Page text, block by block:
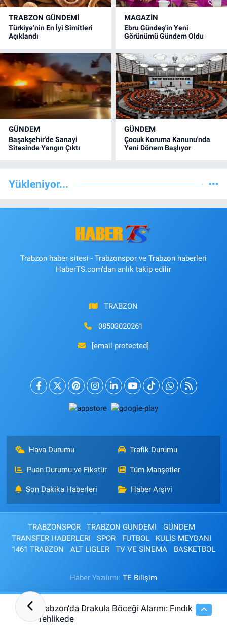
TRABZON GÜNDEMİ
Türkiye’nin En İyi Simitleri
Açıklandı
MAGAZİN
Ebru Gündeş'in Yeni
Görünümü Gündem Oldu
GÜNDEM
Başakşehir'de Sanayi
Sitesinde Yangın Çıktı
GÜNDEM
Çocuk Koruma Kanunu'nda
Yeni Dönem Başlıyor
Yükleniyor...
Trabzon haber sitesi - Trabzonspor ve Trabzon haberleri
HaberTS.com'dan anlık takip edilir
TRABZON
08503020261
[email protected]
Hava Durumu Trafik Durumu
Puan Durumu ve Fikstür Tüm Manşetler
Son Dakika Haberleri Haber Arşivi
TRABZONSPOR TRABZON GUNDEMI
GÜNDEM
TRANSFER HABERLERI
SPOR FUTBOL
KULİS MEYDANI
1461 TRABZON
ALT LIGLER TV VE SİNEMA BASKETBOL
Haber Yazılımı: TE Bilişim
13:14
Trabzon’da Drakula Böceği Alarmı: Fındık
Tehlikede